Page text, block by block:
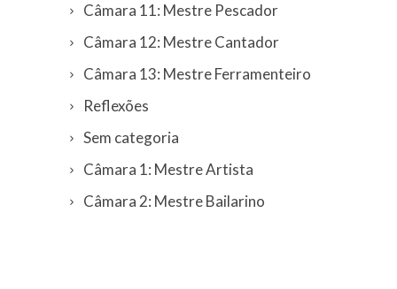
Câmara 11: Mestre Pescador
Câmara 12: Mestre Cantador
Câmara 13: Mestre Ferramenteiro
Reflexões
Sem categoria
Câmara 1: Mestre Artista
Câmara 2: Mestre Bailarino